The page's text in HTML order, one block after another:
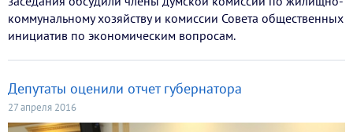
коммунальному хозяйству и комиссии Совета общественных
инициатив по экономическим вопросам.
Депутаты оценили отчет губернатора
27 апреля 2016